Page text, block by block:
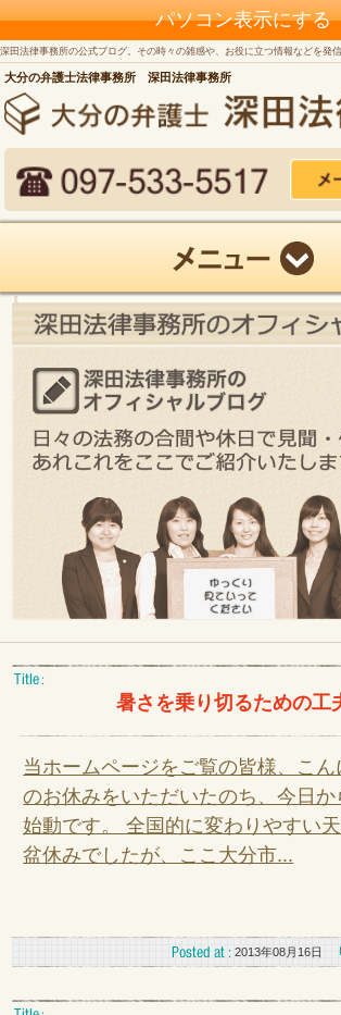
パソコン表示にする
深田法律事務所の公式ブログ。その時々の雑感や、お役に立つ情報などを発信
大分の弁護士法律事務所 深田法律事務所
暑さを乗り切るための工
当ホームページをご覧の皆様、こ
のお休みをいただいたのち、今日
始動です。 全国的に変わりやすい
盆休みでしたが、ここ大分市...
2013年08月16日